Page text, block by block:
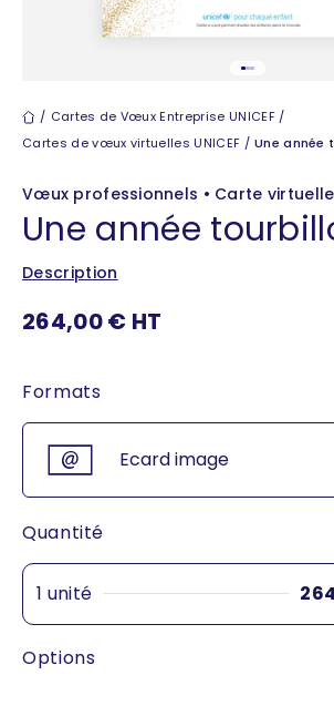
Cartes de vœux
Cartes de Vœux Entreprise UNICEF
Cartes de vœux virtuelles UNICEF
Une année
Vœux professionnels • Carte
Une année
Description
Prix de vente
264,00 € HT
Formats
Ecard image
Quantité
1 unité
Options